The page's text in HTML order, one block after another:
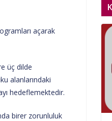
açarak
üç dilde
alanlarındaki
hedeflemektedir.
birer zorunluluk